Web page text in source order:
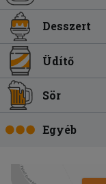
Desszert
Üdítő
Sör
Egyéb